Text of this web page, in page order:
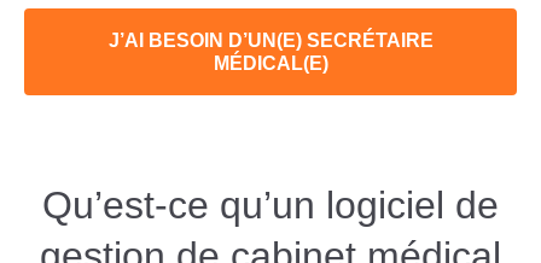
J’AI BESOIN D’UN(E) SECRÉTAIRE
MÉDICAL(E)
Qu’est-ce qu’un logiciel de